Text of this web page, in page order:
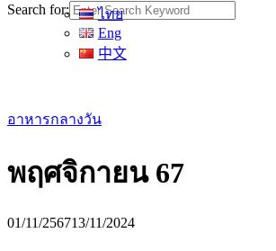
ไทย
Eng
中文
Search for:
อาหารกลางวัน
พฤศจิกายน 67
01/11/256713/11/2024